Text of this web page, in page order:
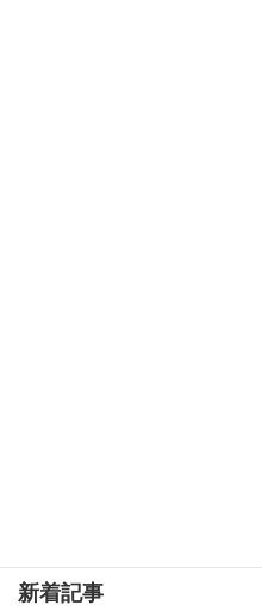
新着記事